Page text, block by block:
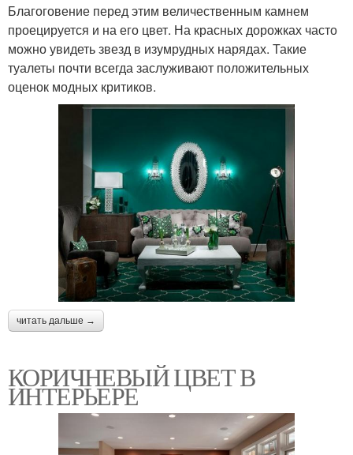
Благоговение перед этим величественным камнем
проецируется и на его цвет. На красных дорожках часто
можно увидеть звезд в изумрудных нарядах. Такие
туалеты почти всегда заслуживают положительных
оценок модных критиков.
читать дальше →
КОРИЧНЕВЫЙ ЦВЕТ В
ИНТЕРЬЕРЕ